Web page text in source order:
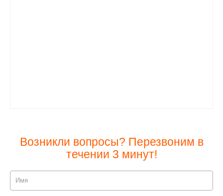
Возникли вопросы? Перезвоним в
течении 3 минут!